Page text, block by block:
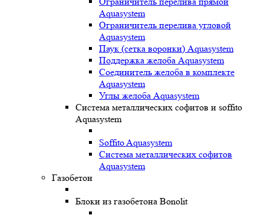
Aquasystem
Ограничитель перелива угловой
Aquasystem
Паук (сетка воронки) Aquasystem
Поддержка желоба Aquasystem
Соединитель желоба в комплекте
Aquasystem
Углы желоба Aquasystem
Система металлических софитов и soffito
Aquasystem
Soffito Aquasystem
Система металлических софитов
Aquasystem
Газобетон
Блоки из газобетона Bonolit